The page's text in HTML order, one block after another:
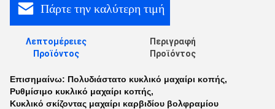
Πάρτε την καλύτερη τιμή
Λεπτομέρειες
Προϊόντος
Περιγραφή
Προϊόντος
Επισημαίνω: Πολυδιάστατο κυκλικό μαχαίρι κοπής,
Ρυθμίσιμο κυκλικό μαχαίρι κοπής,
Κυκλικό σκίζοντας μαχαίρι καρβιδίου βολφραμίου